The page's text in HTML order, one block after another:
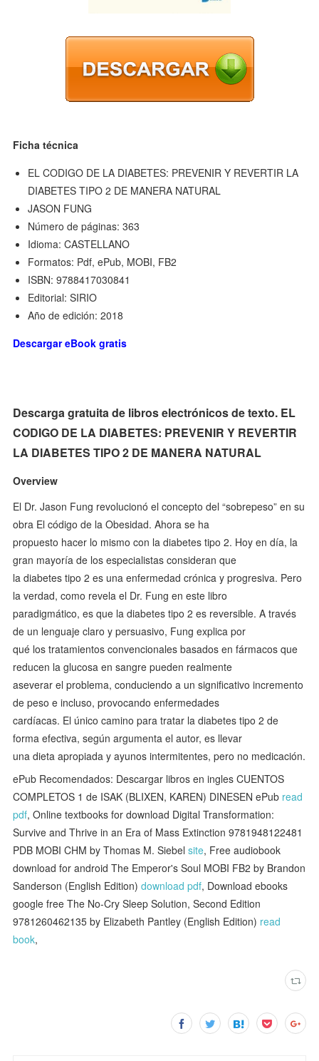
Ficha técnica
EL CODIGO DE LA DIABETES: PREVENIR Y REVERTIR LA
DIABETES TIPO 2 DE MANERA NATURAL
JASON FUNG
Número de páginas: 363
Idioma: CASTELLANO
Formatos: Pdf, ePub, MOBI, FB2
ISBN: 9788417030841
Editorial: SIRIO
Año de edición: 2018
Descargar eBook gratis
Descarga gratuita de libros electrónicos de texto. EL
CODIGO DE LA DIABETES: PREVENIR Y REVERTIR
LA DIABETES TIPO 2 DE MANERA NATURAL
Overview
El Dr. Jason Fung revolucionó el concepto del “sobrepeso” en su
obra El código de la Obesidad. Ahora se ha
propuesto hacer lo mismo con la diabetes tipo 2. Hoy en día, la
gran mayoría de los especialistas consideran que
la diabetes tipo 2 es una enfermedad crónica y progresiva. Pero
la verdad, como revela el Dr. Fung en este libro
paradigmático, es que la diabetes tipo 2 es reversible. A través
de un lenguaje claro y persuasivo, Fung explica por
qué los tratamientos convencionales basados en fármacos que
reducen la glucosa en sangre pueden realmente
aseverar el problema, conduciendo a un significativo incremento
de peso e incluso, provocando enfermedades
cardíacas. El único camino para tratar la diabetes tipo 2 de
forma efectiva, según argumenta el autor, es llevar
una dieta apropiada y ayunos intermitentes, pero no medicación.
ePub Recomendados: Descargar libros en ingles CUENTOS
COMPLETOS 1 de ISAK (BLIXEN, KAREN) DINESEN ePub read
pdf, Online textbooks for download Digital Transformation:
Survive and Thrive in an Era of Mass Extinction 9781948122481
PDB MOBI CHM by Thomas M. Siebelsite, Free audiobook
download for android The Emperor's Soul MOBI FB2 by Brandon
Sanderson (English Edition)download pdf, Download ebooks
google free The No-Cry Sleep Solution, Second Edition
9781260462135 by Elizabeth Pantley (English Edition) read
book,